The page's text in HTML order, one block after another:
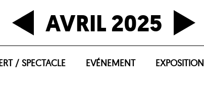
AVRIL 2025
/ SPECTACLE EVÉNEMENT EXPOSITION